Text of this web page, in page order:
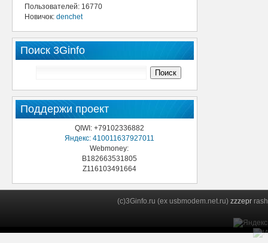
Пользователей: 16770
Новичок: denchet
Поиск 3Ginfo
Поддержи проект
QIWI: +79102336882
Яндекс: 410011637927011
Webmoney:
B182663531805
Z116103491664
(c)3Ginfo.ru (ex usbmodem.net.ru) zzzepr